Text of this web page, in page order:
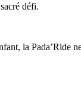
défi.
la Pada’Ride